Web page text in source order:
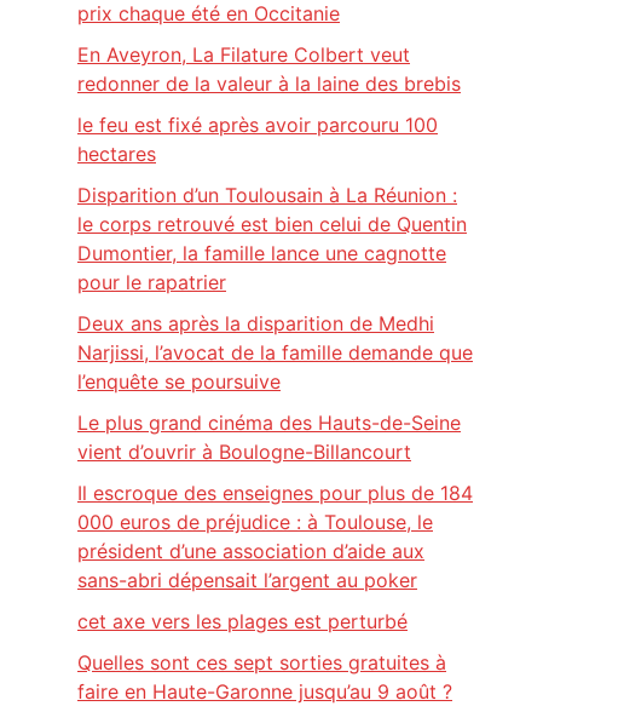
prix chaque été en Occitanie
En Aveyron, La Filature Colbert veut
redonner de la valeur à la laine des brebis
le feu est fixé après avoir parcouru 100
hectares
Disparition d’un Toulousain à La Réunion :
le corps retrouvé est bien celui de Quentin
Dumontier, la famille lance une cagnotte
pour le rapatrier
Deux ans après la disparition de Medhi
Narjissi, l’avocat de la famille demande que
l’enquête se poursuive
Le plus grand cinéma des Hauts-de-Seine
vient d’ouvrir à Boulogne-Billancourt
Il escroque des enseignes pour plus de 184
000 euros de préjudice : à Toulouse, le
président d’une association d’aide aux
sans-abri dépensait l’argent au poker
cet axe vers les plages est perturbé
Quelles sont ces sept sorties gratuites à
faire en Haute-Garonne jusqu’au 9 août ?